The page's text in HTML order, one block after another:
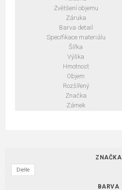
Zvětšení objemu
Záruka
Barva detail
Specifikace materiálu
Šířka
Výška
Hmotnost
Objem
Rozšířený
Značka
Zámek
ZNAČKA
Dielle
BARVA